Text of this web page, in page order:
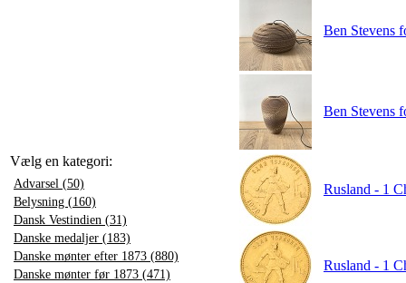
Vælg en kategori:
Advarsel (50)
Belysning (160)
Dansk Vestindien (31)
Danske medaljer (183)
Danske mønter efter 1873 (880)
Danske mønter før 1873 (471)
Ben Stevens
Ben Stevens
Rusland - 1
Rusland - 1